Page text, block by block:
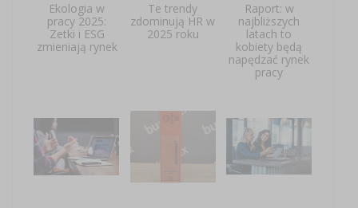
Ekologia w
pracy 2025:
Zetki i ESG
zmieniają rynek
Te trendy
zdominują HR w
2025 roku
Raport: w
najbliższych
latach to
kobiety będą
napędzać rynek
pracy